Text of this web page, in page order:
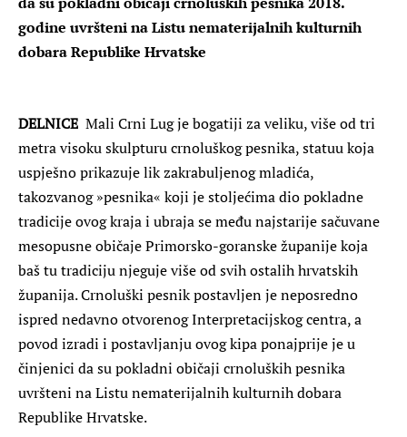
godine uvršteni na Listu nematerijalnih kulturnih
dobara Republike Hrvatske
DELNICE Mali Crni Lug je bogatiji za veliku, više od tri
metra visoku skulpturu crnoluškog pesnika, statuu koja
uspješno prikazuje lik zakrabuljenog mladića,
takozvanog »pesnika« koji je stoljećima dio pokladne
tradicije ovog kraja i ubraja se među najstarije sačuvane
mesopusne običaje Primorsko-goranske županije koja
baš tu tradiciju njeguje više od svih ostalih hrvatskih
županija. Crnoluški pesnik postavljen je neposredno
ispred nedavno otvorenog Interpretacijskog centra, a
povod izradi i postavljanju ovog kipa ponajprije je u
činjenici da su pokladni običaji crnoluških pesnika
uvršteni na Listu nematerijalnih kulturnih dobara
Republike Hrvatske.